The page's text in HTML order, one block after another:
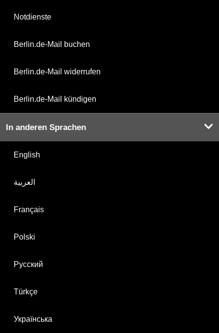
Notdienste
Berlin.de-Mail buchen
Berlin.de-Mail widerrufen
Berlin.de-Mail kündigen
In anderen Sprachen
English
العربية
Français
Polski
Русский
Türkçe
Українська